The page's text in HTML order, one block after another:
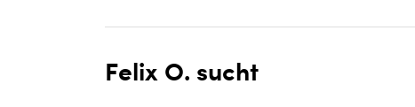
Felix O. sucht